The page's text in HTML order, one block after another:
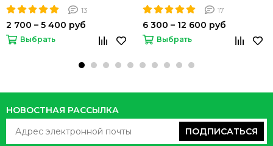
13
2 700 – 5 400 руб
Выбрать
блэкаута
17
6 300 – 12 600 руб
Выбрать
НОВОСТНАЯ РАССЫЛКА
ПОДПИСАТЬСЯ